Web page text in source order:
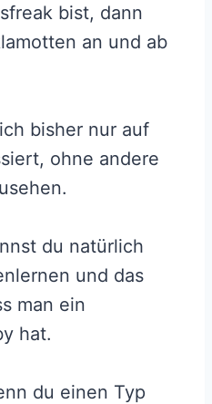
bist, dann
an und ab
bisher nur auf
ohne andere
du natürlich
und das
man ein
hat.
du einen Typ